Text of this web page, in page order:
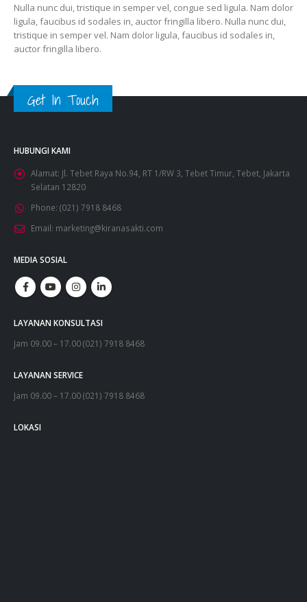
Nulla nunc dui, tristique in semper vel, congue sed ligula. Nam dolor
ligula, faucibus id sodales in, auctor fringilla libero. Nulla nunc dui,
tristique in semper vel. Nam dolor ligula, faucibus id sodales in,
auctor fringilla libero.
Get In Touch
HUBUNGI KAMI
Alamat: Jl. Tebet Raya No.94, RT 1/RW 3, Tebet Timur, Tebet, Jakarta
Selatan 12820
Phone: (021) 7918 8468
Email: marketing@kiranasakti.com
MEDIA SOSIAL
LAYANAN KONSULTASI
Jam 09.00 – 17.00 (021) 7918 8468
LAYANAN SERVICE
Jam 09.00 – 17.00 (021) 7918 8468
LOKASI